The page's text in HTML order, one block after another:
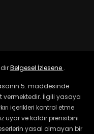
Belgesel İzlesene .
5. maddesinde
vermektedir. İlgili yasaya
içerikleri kontrol etme
uyar ve kaldır prensibini
yasal olmayan bir